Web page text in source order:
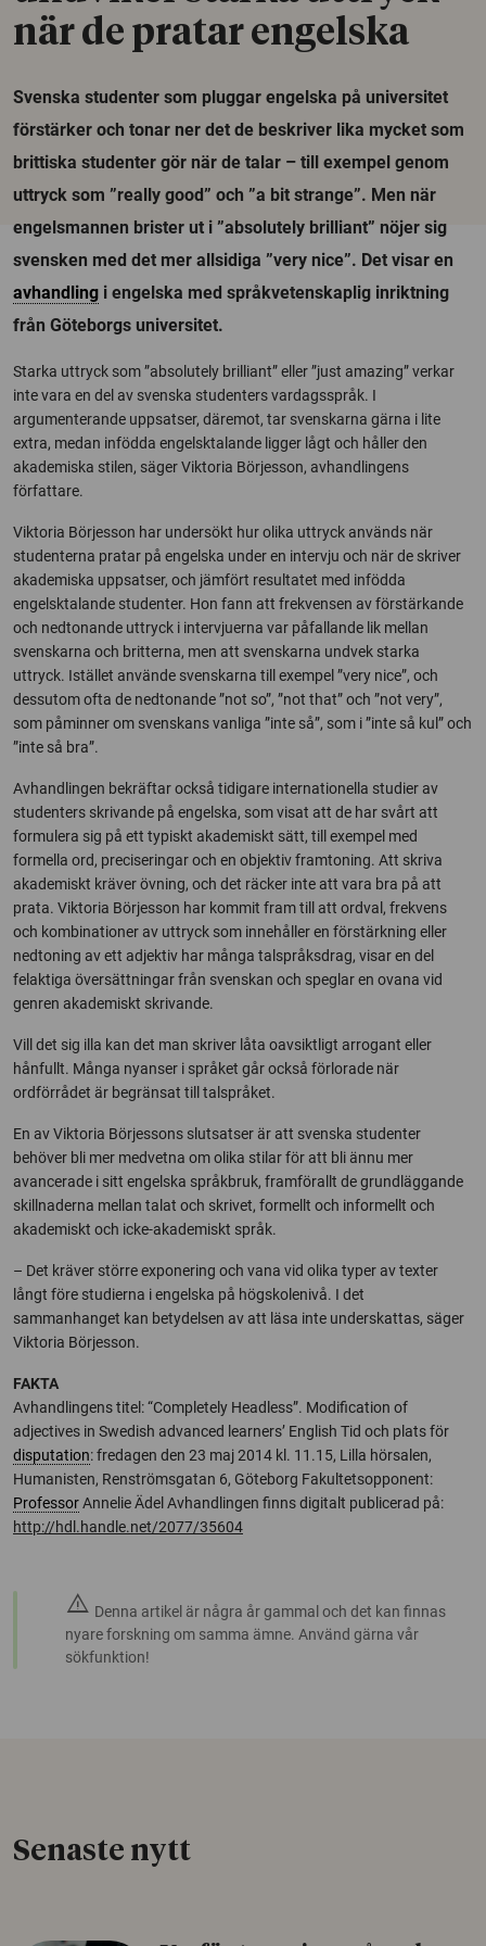
när de pratar engelska
Svenska studenter som pluggar engelska på universitet
förstärker och tonar ner det de beskriver lika mycket som
brittiska studenter gör när de talar – till exempel genom
uttryck som ”really good” och ”a bit strange”. Men när
engelsmannen brister ut i ”absolutely brilliant” nöjer sig
svensken med det mer allsidiga ”very nice”. Det visar en
avhandling i engelska med språkvetenskaplig inriktning
från Göteborgs universitet.
Starka uttryck som ”absolutely brilliant” eller ”just amazing” verkar
inte vara en del av svenska studenters vardagsspråk. I
argumenterande uppsatser, däremot, tar svenskarna gärna i lite
extra, medan infödda engelsktalande ligger lågt och håller den
akademiska stilen, säger Viktoria Börjesson, avhandlingens
författare.
Viktoria Börjesson har undersökt hur olika uttryck används när
studenterna pratar på engelska under en intervju och när de skriver
akademiska uppsatser, och jämfört resultatet med infödda
engelsktalande studenter. Hon fann att frekvensen av förstärkande
och nedtonande uttryck i intervjuerna var påfallande lik mellan
svenskarna och britterna, men att svenskarna undvek starka
uttryck. Istället använde svenskarna till exempel ”very nice”, och
dessutom ofta de nedtonande ”not so”, ”not that” och ”not very”,
som påminner om svenskans vanliga ”inte så”, som i ”inte så kul” och
”inte så bra”.
Avhandlingen bekräftar också tidigare internationella studier av
studenters skrivande på engelska, som visat att de har svårt att
formulera sig på ett typiskt akademiskt sätt, till exempel med
formella ord, preciseringar och en objektiv framtoning. Att skriva
akademiskt kräver övning, och det räcker inte att vara bra på att
prata. Viktoria Börjesson har kommit fram till att ordval, frekvens
och kombinationer av uttryck som innehåller en förstärkning eller
nedtoning av ett adjektiv har många talspråksdrag, visar en del
felaktiga översättningar från svenskan och speglar en ovana vid
genren akademiskt skrivande.
Vill det sig illa kan det man skriver låta oavsiktligt arrogant eller
hånfullt. Många nyanser i språket går också förlorade när
ordförrådet är begränsat till talspråket.
En av Viktoria Börjessons slutsatser är att svenska studenter
behöver bli mer medvetna om olika stilar för att bli ännu mer
avancerade i sitt engelska språkbruk, framförallt de grundläggande
skillnaderna mellan talat och skrivet, formellt och informellt och
akademiskt och icke-akademiskt språk.
– Det kräver större exponering och vana vid olika typer av texter
långt före studierna i engelska på högskolenivå. I det
sammanhanget kan betydelsen av att läsa inte underskattas, säger
Viktoria Börjesson.
FAKTA
Avhandlingens titel: “Completely Headless”. Modification of
adjectives in Swedish advanced learners’ English Tid och plats för
disputation: fredagen den 23 maj 2014 kl. 11.15, Lilla hörsalen,
Humanisten, Renströmsgatan 6, Göteborg Fakultetsopponent:
ProfessorAnnelie Ädel Avhandlingen finns digitalt publicerad på:
http://hdl.handle.net/2077/35604
warning Denna artikel är några år gammal och det kan finnas
nyare forskning om samma ämne. Använd gärna vår
sökfunktion!
Senaste nytt